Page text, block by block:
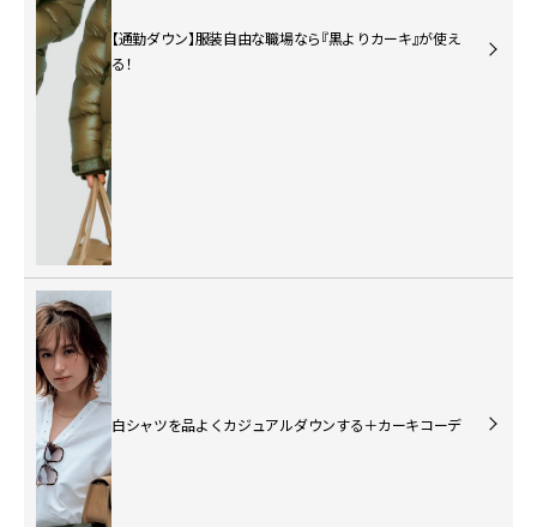
【通勤ダウン】服装自由な職場なら『黒よりカーキ』が使え
る！
白シャツを品よくカジュアルダウンする＋カーキコーデ